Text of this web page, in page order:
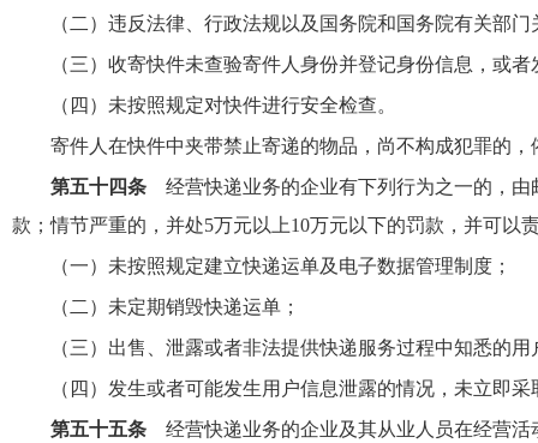
（二）违反法律、行政法规以及国务院和国务院有关部
（三）收寄快件未查验寄件人身份并登记身份信息，或
（四）未按照规定对快件进行安全检查。
寄件人在快件中夹带禁止寄递的物品，尚不构成犯罪的
第五十四条经营快递业务的企业有下列行为之一的，由
款；情节严重的，并处5万元以上10万元以下的罚款，并可以
（一）未按照规定建立快递运单及电子数据管理制度；
（二）未定期销毁快递运单；
（三）出售、泄露或者非法提供快递服务过程中知悉的用
（四）发生或者可能发生用户信息泄露的情况，未立即
第五十五条经营快递业务的企业及其从业人员在经营活